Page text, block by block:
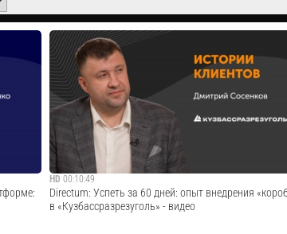
HD 00:10:49
Directum: Успеть за 60 дней: опыт внедрения
в «Кузбассразрезуголь» - видео